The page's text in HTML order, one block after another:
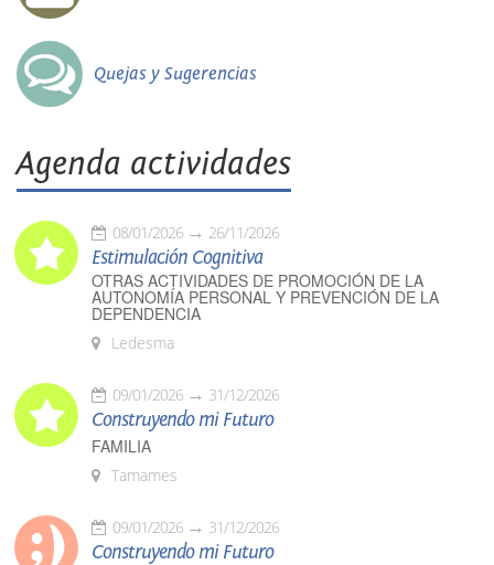
Quejas y Sugerencias
Agenda actividades
08/01/2026 26/11/2026
Estimulación Cognitiva
OTRAS ACTIVIDADES DE PROMOCIÓN DE LA
AUTONOMÍA PERSONAL Y PREVENCIÓN DE LA
DEPENDENCIA
Ledesma
09/01/2026 31/12/2026
Construyendo mi Futuro
FAMILIA
Tamames
09/01/2026 31/12/2026
Construyendo mi Futuro